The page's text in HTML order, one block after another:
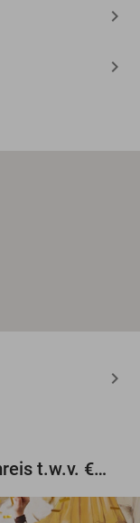
Maak gratis kans op een droomreis t.w.v. €3.000!